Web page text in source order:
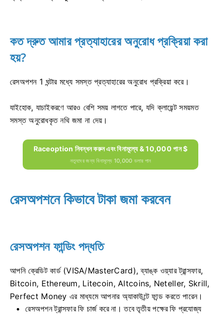
কত দ্রুত আমার প্রত্যাহারের অনুরোধ প্রক্রিয়া করা
হয়?
রেসঅপশন 1 ঘন্টার মধ্যে সমস্ত প্রত্যাহারের অনুরোধ প্রক্রিয়া করে।
যাইহোক, যাচাইকরণে আরও বেশি সময় লাগতে পারে, যদি ক্লায়েন্ট সময়মত
সমস্ত অনুরোধকৃত নথি জমা না দেয়।
Raceoption নিবন্ধন করুন এবং বিনামূল্যে & 10,000 পান $
নতুনদের জন্য বিনামূল্যে 10,000 ডলার পান
রেসঅপশনে কিভাবে টাকা জমা করবেন
রেসঅপশন ফান্ডিং পদ্ধতি
আপনি ক্রেডিট কার্ড (VISA/MasterCard), ব্যাঙ্ক ওয়্যার ট্রান্সফার,
Bitcoin, Ethereum, Litecoin, Altcoins, Neteller, Skrill,
Perfect Money এর মাধ্যমে আপনার অ্যাকাউন্টে ফান্ড করতে পারেন।
রেসঅপশন ট্রান্সফার ফি চার্জ করে না।তবে তৃতীয় পক্ষের ফি প্রযোজ্য